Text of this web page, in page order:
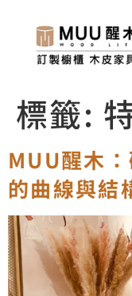
標籤:
MUU醒木
的曲線與結